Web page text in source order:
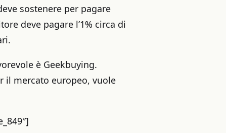
sostenere per pagare
deve pagare l’1% circa di
è Geekbuying.
il mercato europeo, vuole